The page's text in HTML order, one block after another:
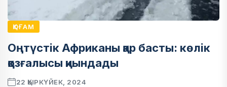
ҚОҒАМ
Оңтүстік Африканы қар басты: көлік
қозғалысы қиындады
22 ҚЫРКҮЙЕК, 2024